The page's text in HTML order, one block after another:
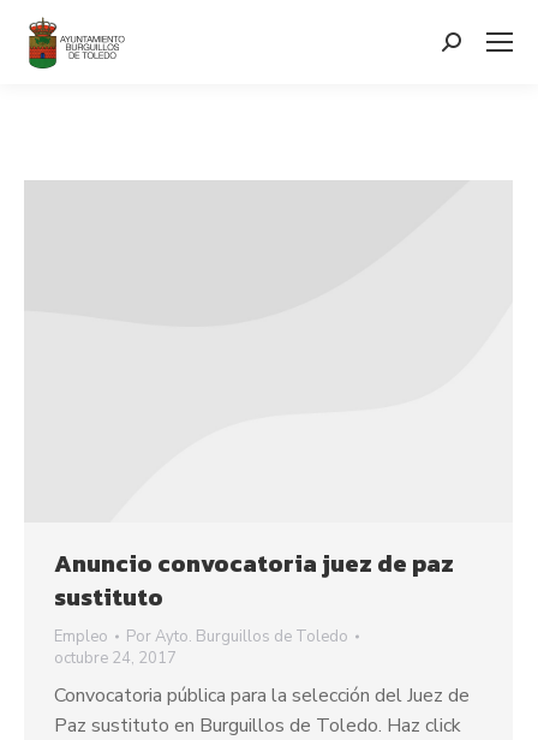
contenido
Search:
Anuncio convocatoria juez de paz
sustituto
Empleo PorAyto. Burguillos de Toledo
octubre 24, 2017
Convocatoria pública para la selección del Juez de
Paz sustituto en Burguillos de Toledo. Haz click